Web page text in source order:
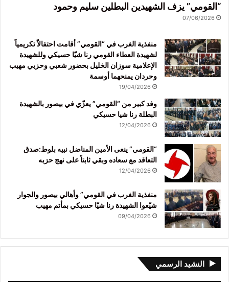
“القومي” يزف الشهيدين البطلين سليم وحمود
07/06/2026
منفذية الغرب في “القومي” أقامت احتفالاً تكريمياً
لشهيدة العطاء القومي رنا شيّا حسيكي وللشهيدة
الإعلامية سوزان الخليل بحضور شعبي وحزبي مهيب
وحردان يمنحهما أوسمة
19/04/2026
وفد كبير من “القومي” يعزّي في بيصور بالشهيدة
البطلة رنا شيا حسيكي
12/04/2026
“القومي” ينعى الأمين المناضل نبيه بلوط:صدق
التعاقد مع سعاده وبقي ثابتاً على نهج حزبه
12/04/2026
منفذية الغرب في القومي” وأهالي بيصور والجوار
شيّعوا الشهيدة رنا شيّا حسيكي بمأتم مهيب
09/04/2026
النشيد الرسمي